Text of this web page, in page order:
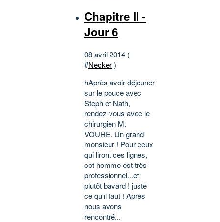
Chapitre II -
Jour 6
08 avril 2014 (
#Necker)
hAprès avoir déjeuner
sur le pouce avec
Steph et Nath,
rendez-vous avec le
chirurgien M.
VOUHE. Un grand
monsieur ! Pour ceux
qui liront ces lignes,
cet homme est très
professionnel...et
plutôt bavard ! juste
ce qu'il faut ! Après
nous avons
rencontré...